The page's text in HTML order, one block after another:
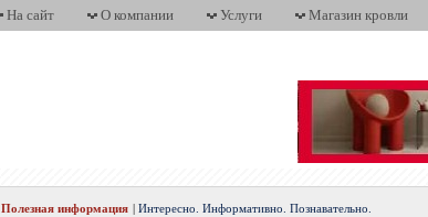
На сайт О компании Услуги Магазин кровли
|Полезная информация |Интересно. Информативно. Познавательно.